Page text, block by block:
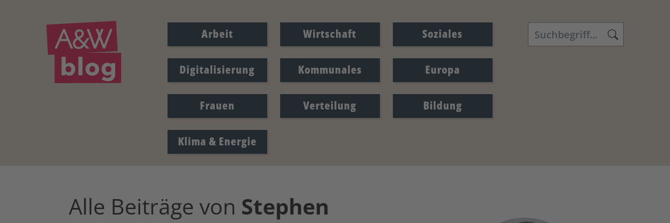
Arbeit Wirtschaft Soziales
Digitalisierung Kommunales Europa
Frauen Verteilung Bildung
Klima & Energie
Alle Beiträge von Stephen